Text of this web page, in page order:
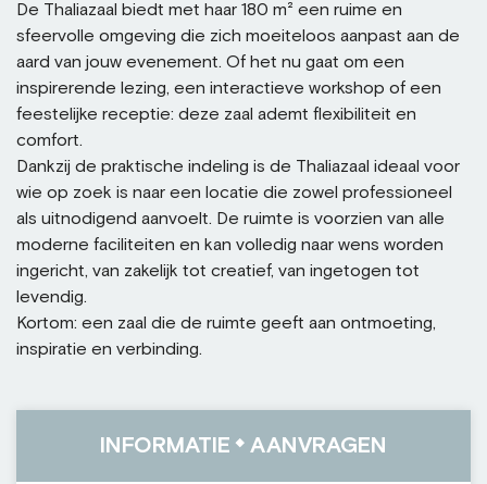
De Thaliazaal biedt met haar 180 m² een ruime en
sfeervolle omgeving die zich moeiteloos aanpast aan de
aard van jouw evenement. Of het nu gaat om een
inspirerende lezing, een interactieve workshop of een
feestelijke receptie: deze zaal ademt flexibiliteit en
comfort.
Dankzij de praktische indeling is de Thaliazaal ideaal voor
wie op zoek is naar een locatie die zowel professioneel
als uitnodigend aanvoelt. De ruimte is voorzien van alle
moderne faciliteiten en kan volledig naar wens worden
ingericht, van zakelijk tot creatief, van ingetogen tot
levendig.
Kortom: een zaal die de ruimte geeft aan ontmoeting,
inspiratie en verbinding.
INFORMATIE AANVRAGEN